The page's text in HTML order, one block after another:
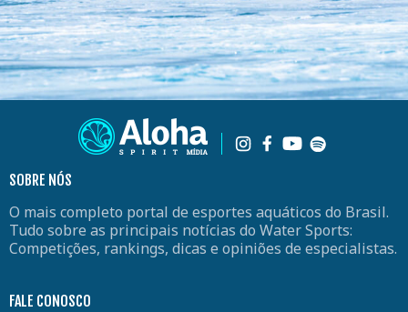
SOBRE NÓS
O mais completo portal de esportes aquáticos do Brasil.
Tudo sobre as principais notícias do Water Sports:
Competições, rankings, dicas e opiniões de especialistas.
FALE CONOSCO